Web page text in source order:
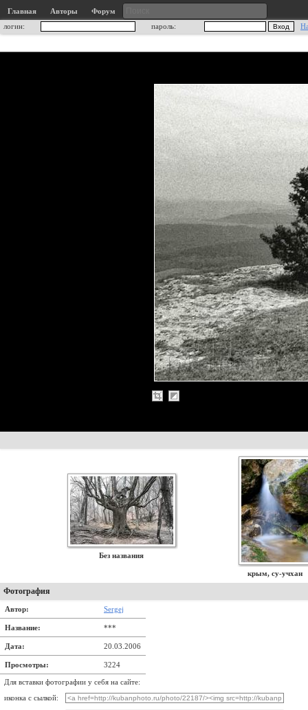
Главная Авторы
Форум
логин:
пароль:
Без названия
крым, су-учхан
Фотография
Автор: Sergej
Название: ***
Дата: 20.03.2006
Просмотры: 3224
Для вставки фотографии у себя на сайте:
иконка с сылкой: